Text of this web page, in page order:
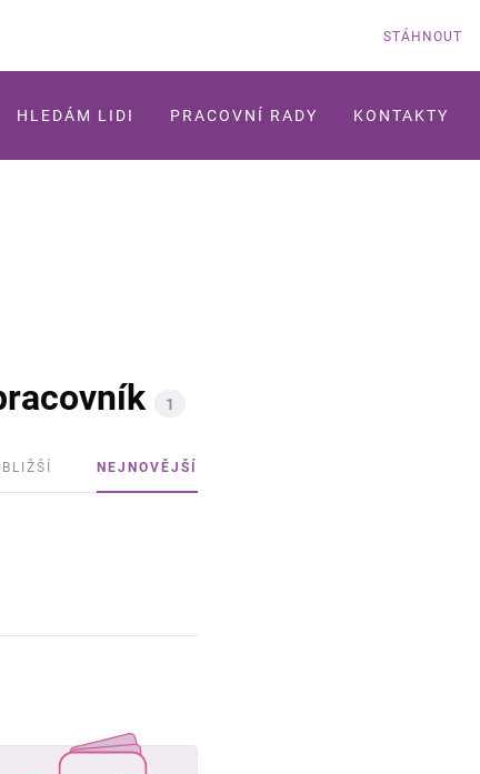
STÁHNOUT
HLEDÁM LIDI PRACOVNÍ RADY KONTAKTY
1
NEJNOVĚJŠÍ